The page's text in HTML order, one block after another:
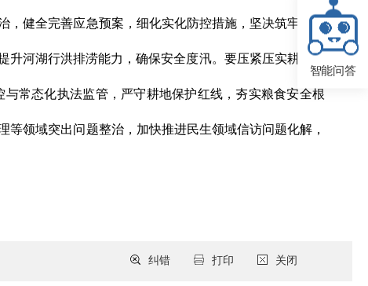
，健全完善应急预案，细化实化防控措施，坚决筑牢安全
河湖行洪排涝能力，确保安全度汛。要压紧压实耕地保
常态化执法监管，严守耕地保护红线，夯实粮食安全根
领域突出问题整治，加快推进民生领域信访问题化解，
关闭
打印
纠错
智能问答